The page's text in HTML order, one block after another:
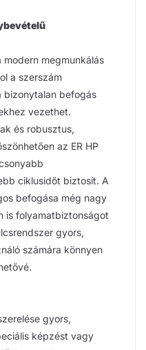
modern megmunkálás
a szerszám
bizonytalan befogás
vezethet.
és robusztus,
az ER HP
ciklusidőt biztosít. A
befogása még nagy
is folyamatbiztonságot
gyors,
számára könnyen
gyors,
képzést vagy